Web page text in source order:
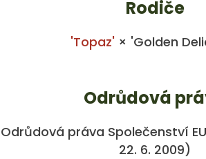
Rodiče
'Topaz' × 'Golden
Odrůdová
Odrůdová práva Společenství
22. 6. 2009)